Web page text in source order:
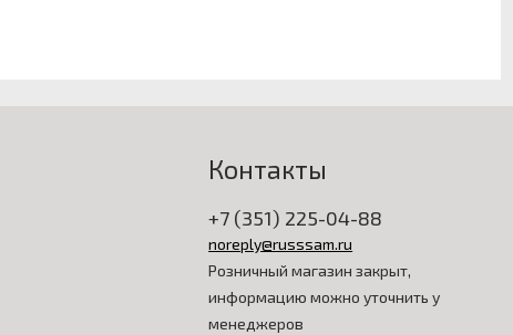
Контакты
+7 (351) 225-04-88
noreply@russsam.ru
Розничный магазин закрыт,
информацию можно уточнить у
менеджеров